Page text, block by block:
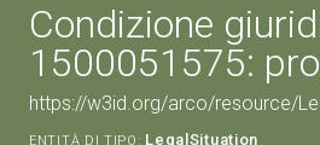
Condizione
1500051575:
https://w3id.org/arco/resource/
ENTITÀ DI TIPO: LegalSituation